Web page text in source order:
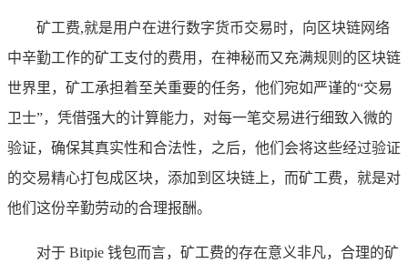
矿工费,就是用户在进行数字货币交易时，向区块链网络
中辛勤工作的矿工支付的费用，在神秘而又充满规则的区块链
世界里，矿工承担着至关重要的任务，他们宛如严谨的“交易
卫士”，凭借强大的计算能力，对每一笔交易进行细致入微的
验证，确保其真实性和合法性，之后，他们会将这些经过验证
的交易精心打包成区块，添加到区块链上，而矿工费，就是对
他们这份辛勤劳动的合理报酬。
对于 Bitpie 钱包而言，矿工费的存在意义非凡，合理的矿